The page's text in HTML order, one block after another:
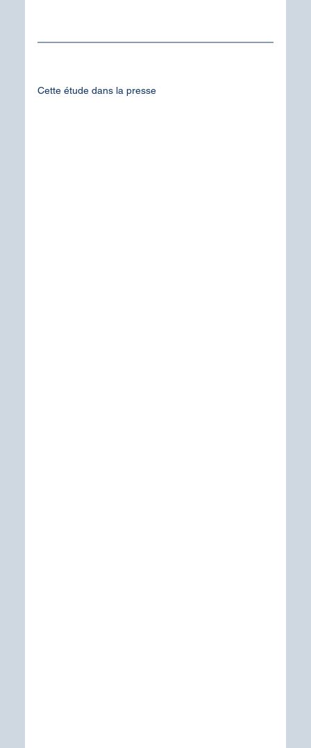
Cette étude dans la presse